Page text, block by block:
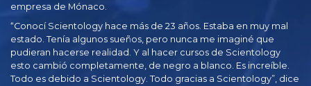
empresa de Mónaco.
“Conocí Scientology hace más de 23 años. Estaba en muy mal
estado. Tenía algunos sueños, pero nunca me imaginé que
pudieran hacerse realidad. Y al hacer cursos de Scientology
esto cambió completamente, de negro a blanco. Es increíble.
Todo es debido a Scientology. Todo gracias a Scientology”, dice